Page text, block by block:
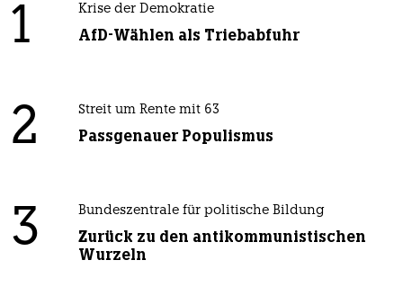
1 Krise der Demokratie
AfD-Wählen als Triebabfuhr
2 Streit um Rente mit 63
Passgenauer Populismus
3 Bundeszentrale für politische Bildung
Zurück zu den antikommunistischen
Wurzeln